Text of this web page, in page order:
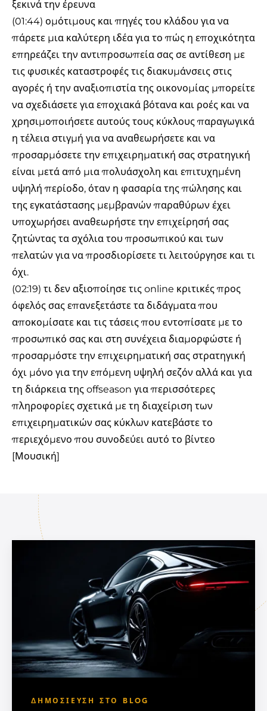
ξεκινά την έρευνα
(01:44) ομότιμους και πηγές του κλάδου για να
πάρετε μια καλύτερη ιδέα για το πώς η εποχικότητα
επηρεάζει την αντιπροσωπεία σας σε αντίθεση με
τις φυσικές καταστροφές τις διακυμάνσεις στις
αγορές ή την αναξιοπιστία της οικονομίας μπορείτε
να σχεδιάσετε για εποχιακά βότανα και ροές και να
χρησιμοποιήσετε αυτούς τους κύκλους παραγωγικά
η τέλεια στιγμή για να αναθεωρήσετε και να
προσαρμόσετε την επιχειρηματική σας στρατηγική
είναι μετά από μια πολυάσχολη και επιτυχημένη
υψηλή περίοδο, όταν η φασαρία της πώλησης και
της εγκατάστασης μεμβρανών παραθύρων έχει
υποχωρήσει αναθεωρήστε την επιχείρησή σας
ζητώντας τα σχόλια του προσωπικού και των
πελατών για να προσδιορίσετε τι λειτούργησε και τι
όχι.
(02:19) τι δεν αξιοποίησε τις online κριτικές προς
όφελός σας επανεξετάστε τα διδάγματα που
αποκομίσατε και τις τάσεις που εντοπίσατε με το
προσωπικό σας και στη συνέχεια διαμορφώστε ή
προσαρμόστε την επιχειρηματική σας στρατηγική
όχι μόνο για την επόμενη υψηλή σεζόν αλλά και για
τη διάρκεια της offseason για περισσότερες
πληροφορίες σχετικά με τη διαχείριση των
επιχειρηματικών σας κύκλων κατεβάστε το
περιεχόμενο που συνοδεύει αυτό το βίντεο
[Μουσική]
ΔΗΜΟΣΊΕΥΣΗ ΣΤΟ BLOG